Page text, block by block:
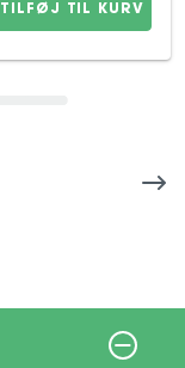
TILFØJ TIL KURV